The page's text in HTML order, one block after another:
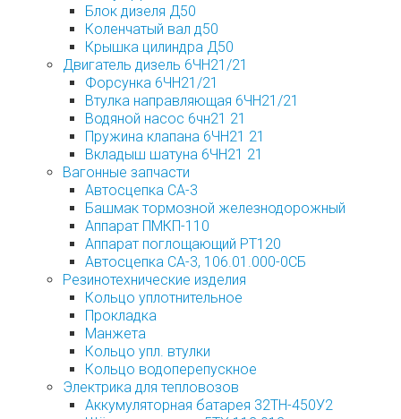
Блок дизеля Д50
Коленчатый вал д50
Крышка цилиндра Д50
Двигатель дизель 6ЧН21/21
Форсунка 6ЧН21/21
Втулка направляющая 6ЧН21/21
Водяной насос 6чн21 21
Пружина клапана 6ЧН21 21
Вкладыш шатуна 6ЧН21 21
Вагонные запчасти
Автосцепка СА-3
Башмак тормозной железнодорожный
Аппарат ПМКП-110
Аппарат поглощающий РТ120
Автосцепка СА-3, 106.01.000-0СБ
Резинотехнические изделия
Кольцо уплотнительное
Прокладка
Манжета
Кольцо упл. втулки
Кольцо водоперепускное
Электрика для тепловозов
Аккумуляторная батарея 32ТН-450У2